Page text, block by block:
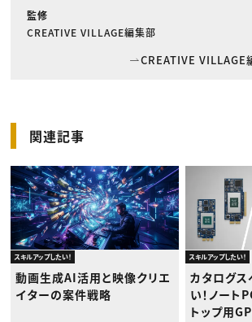
監修
CREATIVE VILLAGE編集部
CREATIVE VILLAGE
関連記事
スキルアップしたい！
動画生成AI活用と映像クリエ
イターの案件戦略
スキルアップしたい！
カタログス
い！ノート
トップ用